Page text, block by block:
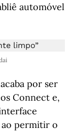
automóvel
por ser
Connect e,
ao permitir o